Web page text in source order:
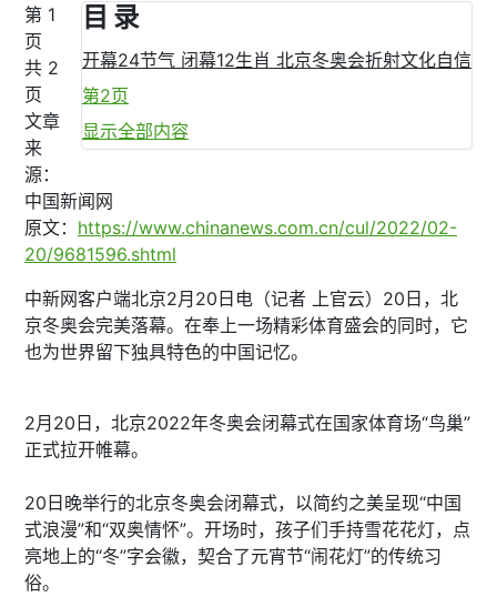
目 录
开幕24节气 闭幕12生肖 北京冬奥会折射文化自信
第2页
显示全部内容
第 1
页
共 2
页
文章
来
源：
中国新闻网
原文： https://www.chinanews.com.cn/cul/2022/02-
20/9681596.shtml
中新网客户端北京2月20日电（记者 上官云）20日，北
京冬奥会完美落幕。在奉上一场精彩体育盛会的同时，它
也为世界留下独具特色的中国记忆。
2月20日，北京2022年冬奥会闭幕式在国家体育场“鸟巢”
正式拉开帷幕。
20日晚举行的北京冬奥会闭幕式，以简约之美呈现“中国
式浪漫”和“双奥情怀”。开场时，孩子们手持雪花花灯，点
亮地上的“冬”字会徽，契合了元宵节“闹花灯”的传统习
俗。